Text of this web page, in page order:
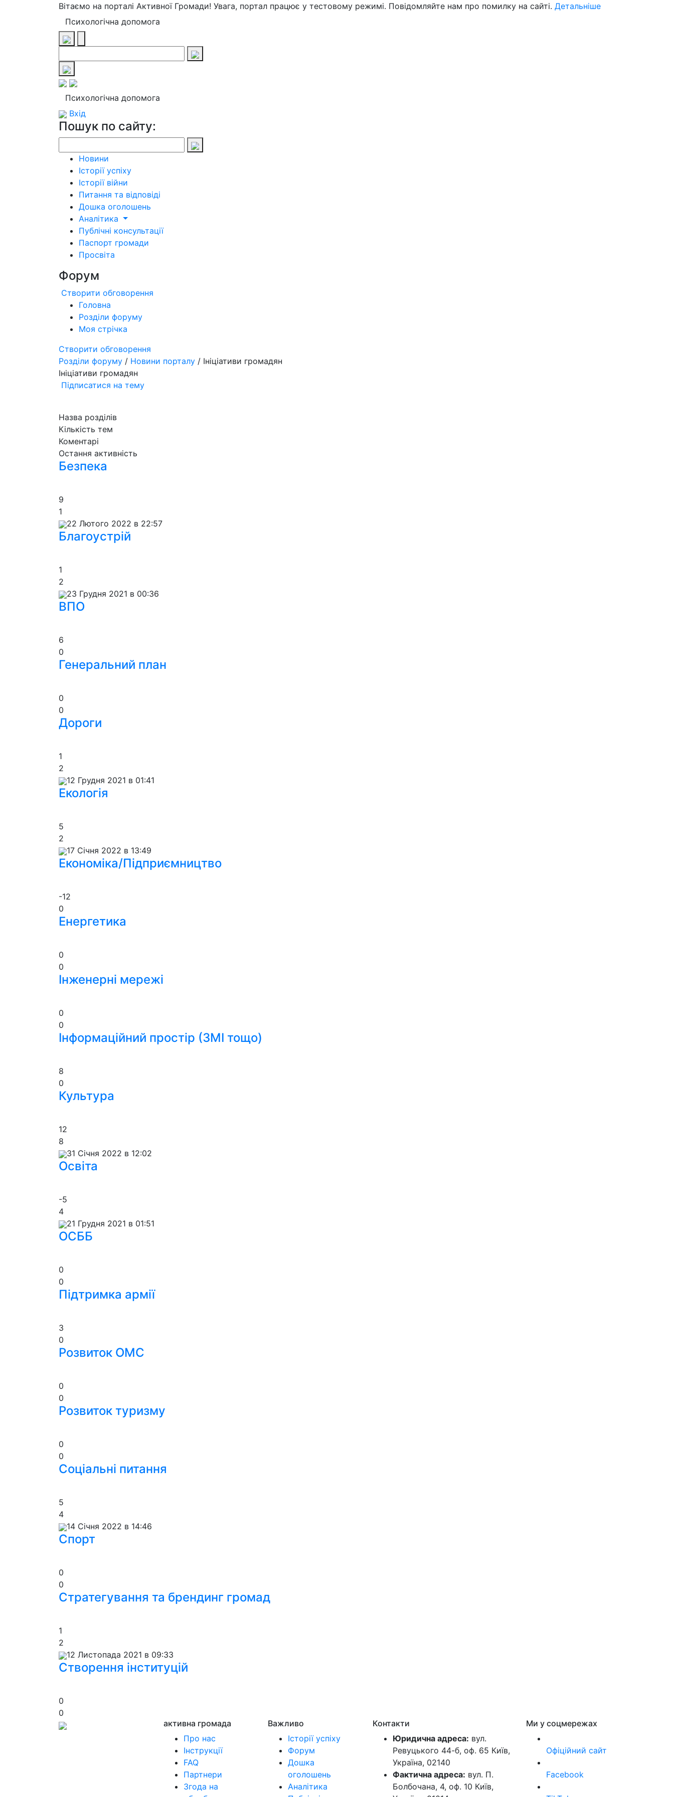
Вітаємо на порталі Активної Громади! Увага, портал працює у тестовому режимі. Повідомляйте нам про помилку на сайті. Детальніше
Психологічна допомога
Психологічна допомога
Вхід
Пошук по сайту:
Новини
Історії успіху
Історії війни
Питання та відповіді
Дошка оголошень
Аналітика
Публічні консультації
Паспорт громади
Просвіта
Форум
Створити обговорення
Головна
Розділи форуму
Моя стрічка
Створити обговорення
Розділи форуму / Новини порталу / Ініціативи громадян
Ініціативи громадян
Підписатися на тему
Назва розділів
Кількість тем
Коментарі
Остання активність
Безпека
9
1
22 Лютого 2022 в 22:57
Благоустрій
1
2
23 Грудня 2021 в 00:36
ВПО
6
0
Генеральний план
0
0
Дороги
1
2
12 Грудня 2021 в 01:41
Екологія
5
2
17 Січня 2022 в 13:49
Економіка/Підприємництво
-12
0
Енергетика
0
0
Інженерні мережі
0
0
Інформаційний простір (ЗМІ тощо)
8
0
Культура
12
8
31 Січня 2022 в 12:02
Освіта
-5
4
21 Грудня 2021 в 01:51
ОСББ
0
0
Підтримка армії
3
0
Розвиток ОМС
0
0
Розвиток туризму
0
0
Соціальні питання
5
4
14 Січня 2022 в 14:46
Спорт
0
0
Стратегування та брендинг громад
1
2
12 Листопада 2021 в 09:33
Створення інституцій
0
0
активна громада
Про нас
Інструкції
FAQ
Партнери
Згода на
Важливо
Історії успіху
Форум
Дошка
оголошень
Аналітика
Контакти
Юридична адреса: вул.
Ревуцького 44-б, оф. 65 Київ,
Україна, 02140
Фактична адреса: вул. П.
Болбочана, 4, оф. 10 Київ,
Ми у соцмережах
Офіційний сайт
Facebook